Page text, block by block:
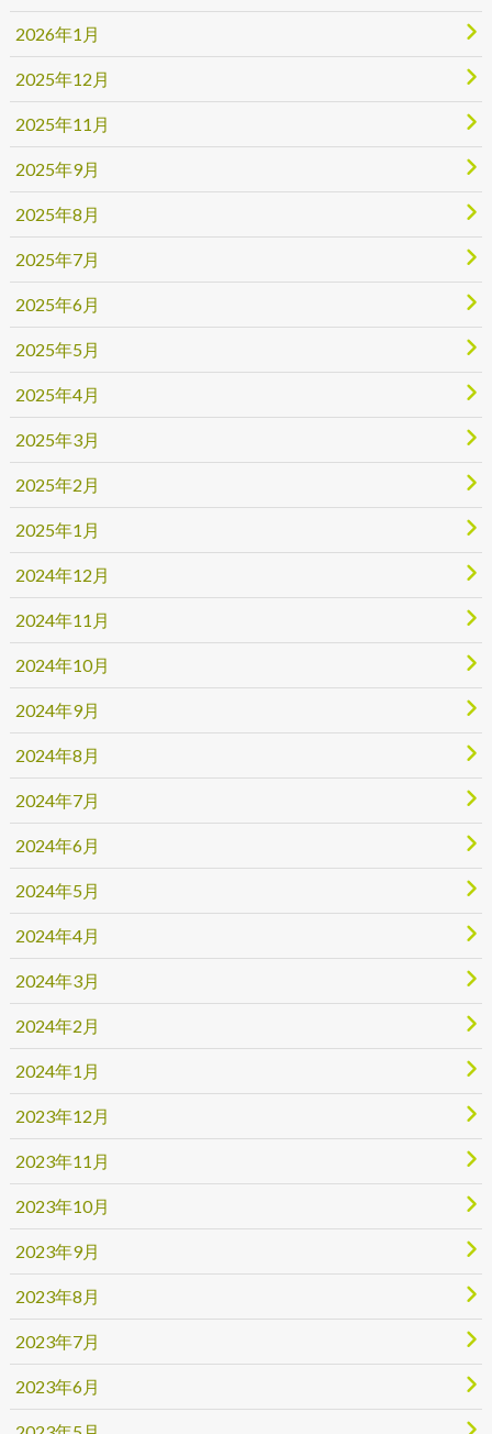
2026年1月
2025年12月
2025年11月
2025年9月
2025年8月
2025年7月
2025年6月
2025年5月
2025年4月
2025年3月
2025年2月
2025年1月
2024年12月
2024年11月
2024年10月
2024年9月
2024年8月
2024年7月
2024年6月
2024年5月
2024年4月
2024年3月
2024年2月
2024年1月
2023年12月
2023年11月
2023年10月
2023年9月
2023年8月
2023年7月
2023年6月